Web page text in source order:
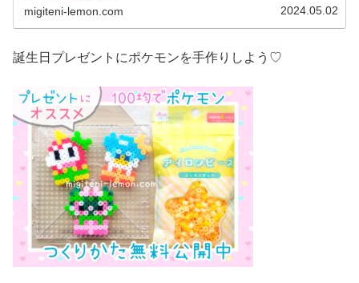
migiteni-lemon.com 2024.05.02
誕生日プレゼントにポケモンを手作りしよう♡